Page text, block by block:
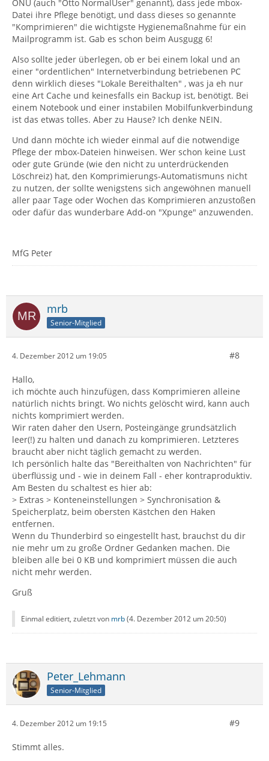
ONU (auch "Otto NormalUser" genannt), dass jede mbox-
Datei ihre Pflege benötigt, und dass dieses so genannte
"Komprimieren" die wichtigste Hygienemaßnahme für ein
Mailprogramm ist. Gab es schon beim Ausgugg 6!
Also sollte jeder überlegen, ob er bei einem lokal und an
einer "ordentlichen" Internetverbindung betriebenen PC
denn wirklich dieses "Lokale Bereithalten" , was ja eh nur
eine Art Cache und keinesfalls ein Backup ist, benötigt. Bei
einem Notebook und einer instabilen Mobilfunkverbindung
ist das etwas tolles. Aber zu Hause? Ich denke NEIN.
Und dann möchte ich wieder einmal auf die notwendige
Pflege der mbox-Dateien hinweisen. Wer schon keine Lust
oder gute Gründe (wie den nicht zu unterdrückenden
Löschreiz) hat, den Komprimierungs-Automatismuns nicht
zu nutzen, der sollte wenigstens sich angewöhnen manuell
aller paar Tage oder Wochen das Komprimieren anzustoßen
oder dafür das wunderbare Add-on "Xpunge" anzuwenden.
MfG Peter
mrb
Senior-Mitglied
4. Dezember 2012 um 19:05 #8
Hallo,
ich möchte auch hinzufügen, dass Komprimieren alleine
natürlich nichts bringt. Wo nichts gelöscht wird, kann auch
nichts komprimiert werden.
Wir raten daher den Usern, Posteingänge grundsätzlich
leer(!) zu halten und danach zu komprimieren. Letzteres
braucht aber nicht täglich gemacht zu werden.
Ich persönlich halte das "Bereithalten von Nachrichten" für
überflüssig und - wie in deinem Fall - eher kontraproduktiv.
Am Besten du schaltest es hier ab:
> Extras > Konteneinstellungen > Synchronisation &
Speicherplatz, beim obersten Kästchen den Haken
entfernen.
Wenn du Thunderbird so eingestellt hast, brauchst du dir
nie mehr um zu große Ordner Gedanken machen. Die
bleiben alle bei 0 KB und komprimiert müssen die auch
nicht mehr werden.
Gruß
Einmal editiert, zuletzt von mrb(4. Dezember 2012 um 20:50)
Peter_Lehmann
Senior-Mitglied
4. Dezember 2012 um 19:15 #9
Stimmt alles.